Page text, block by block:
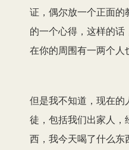
证，偶尔放一个正面的
的一个心得，这样的话
在你的周围有一两个人
但是我不知道，现在
徒，包括我们出家人，
西，我今天喝了什么东